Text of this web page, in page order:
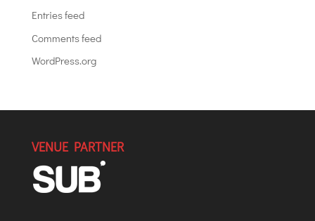
Entries feed
Comments feed
WordPress.org
VENUE PARTNER